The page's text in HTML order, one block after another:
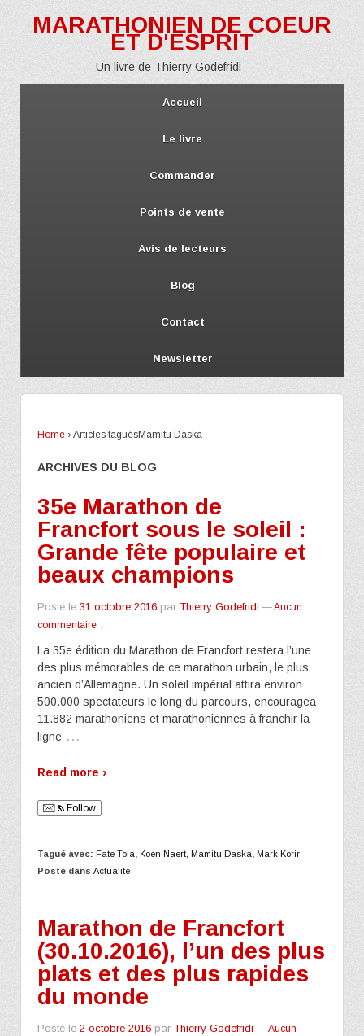
MARATHONIEN DE COEUR
ET D'ESPRIT
Un livre de Thierry Godefridi
Accueil
Le livre
Commander
Points de vente
Avis de lecteurs
Blog
Contact
Newsletter
Home › Articles taguésMamitu Daska
ARCHIVES DU BLOG
35e Marathon de
Francfort sous le soleil :
Grande fête populaire et
beaux champions
Posté le 31 octobre 2016 par Thierry Godefridi —Aucun
commentaire ↓
La 35e édition du Marathon de Francfort restera l’une
des plus mémorables de ce marathon urbain, le plus
ancien d’Allemagne. Un soleil impérial attira environ
500.000 spectateurs le long du parcours, encouragea
11.882 marathoniens et marathoniennes à franchir la
ligne …
Read more ›
Follow
Tagué avec: Fate Tola Koen Naert Mamitu Daska
Mark Korir
Posté dans Actualité
Marathon de Francfort
(30.10.2016), l’un des plus
plats et des plus rapides
du monde
Posté le 2 octobre 2016 par Thierry Godefridi —Aucun